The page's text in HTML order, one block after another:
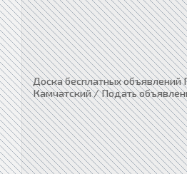
Доска бесплатных объявлений
Камчатский / Подать